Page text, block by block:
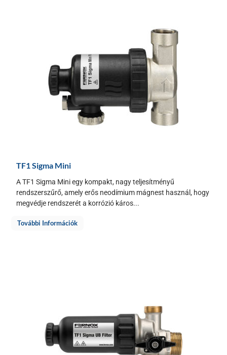
TF1 Sigma Mini
A TF1 Sigma Mini egy kompakt, nagy teljesítményű
rendszerszűrő, amely erős neodímium mágnest használ, hogy
megvédje rendszerét a korrózió káros...
További Információk